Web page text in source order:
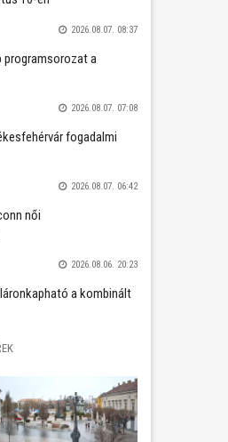
2026.08.07. 08:37
programsorozat a
2026.08.07. 07:08
fogadalmi
2026.08.07. 06:42
női
2026.08.06. 20:23
a kombinált